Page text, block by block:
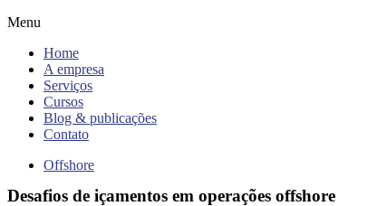
Menu
Home
A empresa
Serviços
Cursos
Blog & publicações
Contato
Offshore
Desafios de içamentos em operações offshore